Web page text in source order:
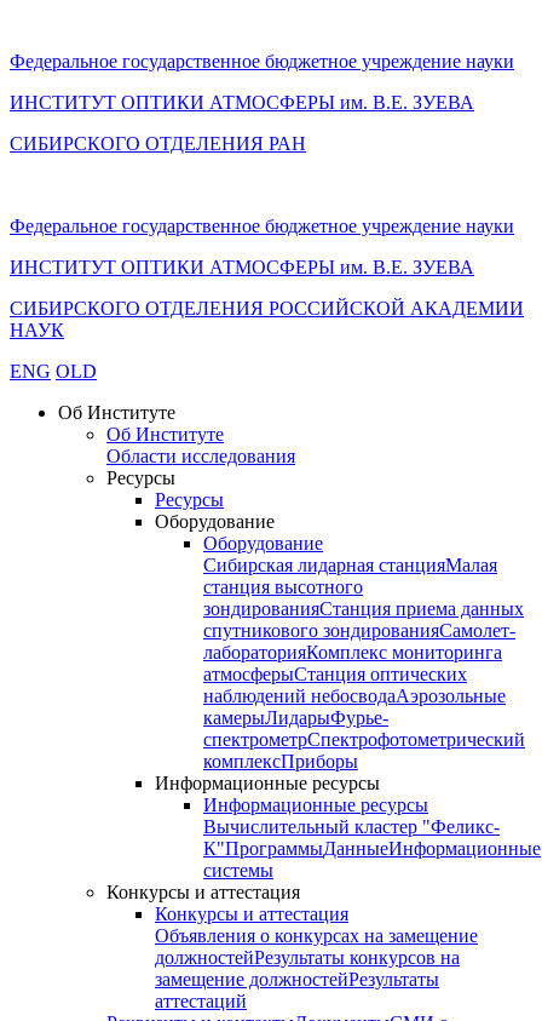
Федеральное государственное бюджетное учреждение науки
ИНСТИТУТ ОПТИКИ АТМОСФЕРЫ им. В.Е. ЗУЕВА
СИБИРСКОГО ОТДЕЛЕНИЯ РАН
Федеральное государственное бюджетное учреждение науки
ИНСТИТУТ ОПТИКИ АТМОСФЕРЫ им. В.Е. ЗУЕВА
СИБИРСКОГО ОТДЕЛЕНИЯ РОССИЙСКОЙ АКАДЕМИИ
НАУК
ENG OLD
Об Институте
Об Институте
Области исследования
Ресурсы
Ресурсы
Оборудование
Оборудование
Сибирская лидарная станцияМалая
станция высотного
зондированияСтанция приема данных
спутникового зондированияСамолет-
лабораторияКомплекс мониторинга
атмосферыСтанция оптических
наблюдений небосводаАэрозольные
камерыЛидарыФурье-
спектрометрСпектрофотометрический
комплексПриборы
Информационные ресурсы
Информационные ресурсы
Вычислительный кластер "Феликс-
К"ПрограммыДанныеИнформационные
системы
Конкурсы и аттестация
Конкурсы и аттестация
Объявления о конкурсах на замещение
должностейРезультаты конкурсов на
замещение должностейРезультаты
аттестаций